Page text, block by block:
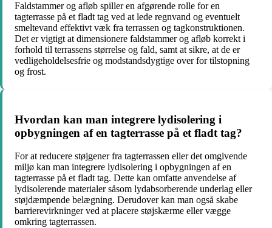
Faldstammer og afløb spiller en afgørende rolle for en
tagterrasse på et fladt tag ved at lede regnvand og eventuelt
smeltevand effektivt væk fra terrassen og tagkonstruktionen.
Det er vigtigt at dimensionere faldstammer og afløb korrekt i
forhold til terrassens størrelse og fald, samt at sikre, at de er
vedligeholdelsesfrie og modstandsdygtige over for tilstopning
og frost.
Hvordan kan man integrere lydisolering i
opbygningen af en tagterrasse på et fladt tag?
For at reducere støjgener fra tagterrassen eller det omgivende
miljø kan man integrere lydisolering i opbygningen af en
tagterrasse på et fladt tag. Dette kan omfatte anvendelse af
lydisolerende materialer såsom lydabsorberende underlag eller
støjdæmpende belægning. Derudover kan man også skabe
barrierevirkninger ved at placere støjskærme eller vægge
omkring tagterrassen.